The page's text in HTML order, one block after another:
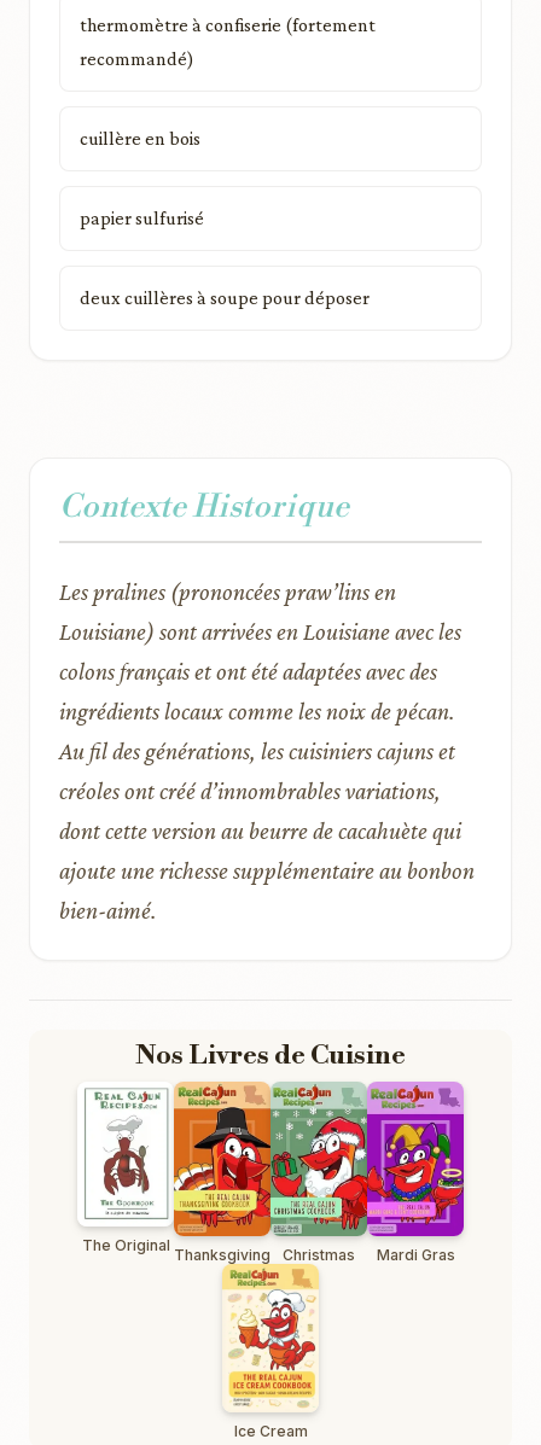
thermomètre à confiserie (fortement
recommandé)
cuillère en bois
papier sulfurisé
deux cuillères à soupe pour déposer
Contexte Historique
Les pralines (prononcées praw’lins en
Louisiane) sont arrivées en Louisiane avec les
colons français et ont été adaptées avec des
ingrédients locaux comme les noix de pécan.
Au fil des générations, les cuisiniers cajuns et
créoles ont créé d’innombrables variations,
dont cette version au beurre de cacahuète qui
ajoute une richesse supplémentaire au bonbon
bien-aimé.
Nos Livres de Cuisine
The Original Thanksgiving Christmas Mardi Gras
Ice Cream